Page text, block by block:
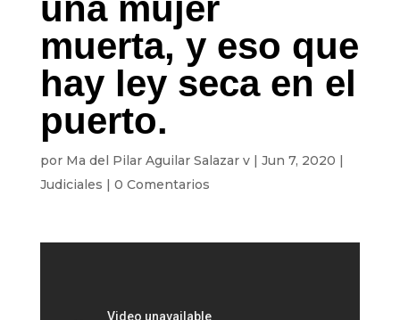
una mujer
muerta, y eso que
hay ley seca en el
puerto.
por Ma del Pilar Aguilar Salazar v| Jun 7, 2020 |
Judiciales | 0 Comentarios